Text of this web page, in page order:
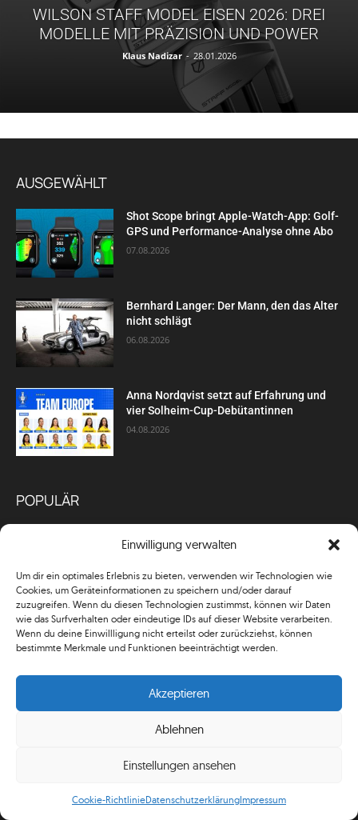
Einwilligung verwalten
Um dir ein optimales Erlebnis zu bieten, verwenden wir Technologien wie
Cookies, um Geräteinformationen zu speichern und/oder darauf
zuzugreifen. Wenn du diesen Technologien zustimmst, können wir Daten
wie das Surfverhalten oder eindeutige IDs auf dieser Website verarbeiten.
Wenn du deine Einwillligung nicht erteilst oder zurückziehst, können
bestimmte Merkmale und Funktionen beeinträchtigt werden.
Akzeptieren
Ablehnen
Einstellungen ansehen
Cookie-RichtlinieDatenschutzerklärungImpressum
WILSON STAFF MODEL EISEN 2026: DREI
MODELLE MIT PRÄZISION UND POWER
Klaus Nadizar - 28.01.2026
AUSGEWÄHLT
Shot Scope bringt Apple-Watch-App: Golf-
GPS und Performance-Analyse ohne Abo
07.08.2026
Bernhard Langer: Der Mann, den das Alter
nicht schlägt
06.08.2026
Anna Nordqvist setzt auf Erfahrung und
vier Solheim-Cup-Debütantinnen
04.08.2026
POPULÄR
Tour Kollektion
FootJoy Pro/SL – die neue Nummer 1
09.03.2026
ECCO GOLF BIOM C5: Neuer
Performance-Golfschuh für jedes Wetter